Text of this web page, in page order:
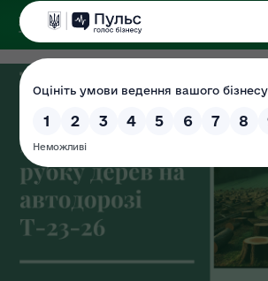
ДЕРЖЕКОІНСПЕКЦІЯ
у Хмельницькій області